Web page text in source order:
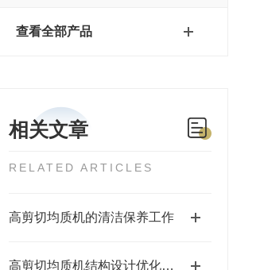
查看全部产品
相关文章
RELATED ARTICLES
高剪切均质机的清洁保养工作
高剪切均质机结构设计优化方向